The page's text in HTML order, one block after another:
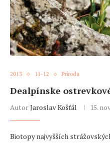
2013 11-12 Príroda
Dealpínske
AutorJaroslav Košťál 15.
Biotopy najvyšších